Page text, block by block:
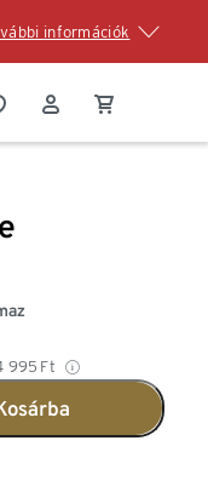
információk
995 Ft